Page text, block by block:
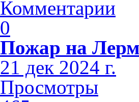
Комментарии
0
Пожар на
21 дек 2024 г.
Просмотры